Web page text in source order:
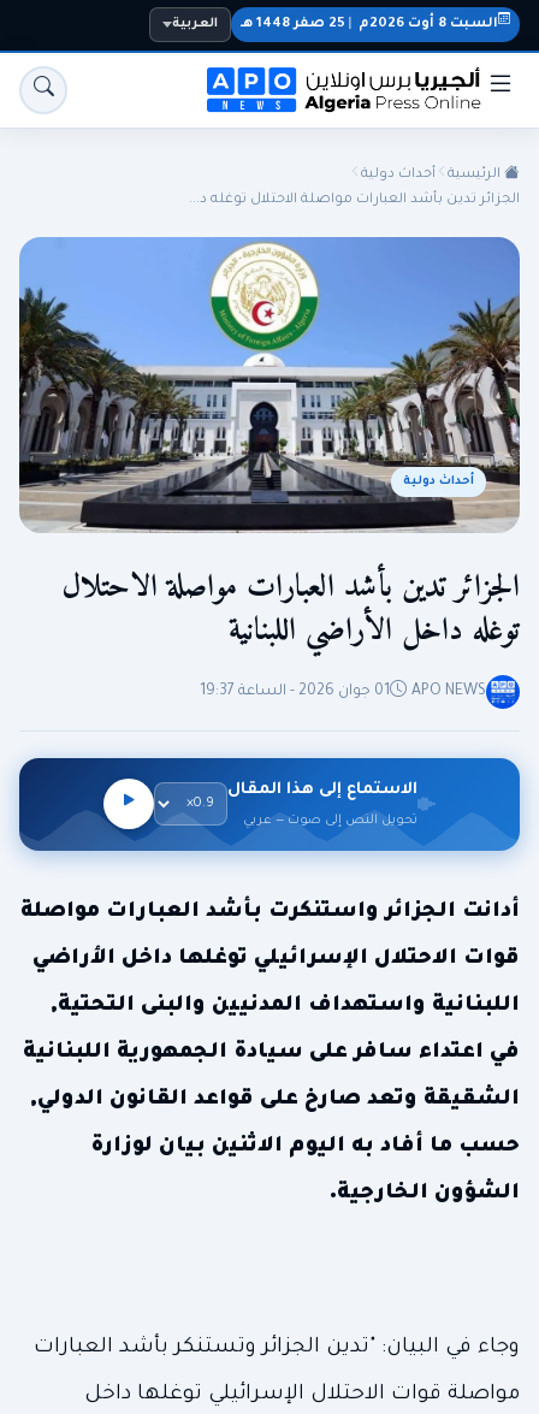
الجزائر الجالية المنتخب الوطني سياسة
اقتصاد رياضة
السبت 8 أوت 2026م 25 صفر 1448 هـ العربية
الرئيسية
أحداث دولية
الجزائر تدين بأشد العبارات مواصلة الاحتلال توغله د...
أحداث دولية
الجزائر تدين بأشد العبارات مواصلة الاحتلال
توغله داخل الأراضي اللبنانية
APO NEWS 01 جوان 2026 - الساعة 19:37
الاستماع إلى هذا المقال
تحويل النص إلى صوت — عربي
أدانت الجزائر واستنكرت بأشد العبارات مواصلة
قوات الاحتلال الإسرائيلي توغلها داخل الأراضي
اللبنانية واستهداف المدنيين والبنى التحتية,
في اعتداء سافر على سيادة الجمهورية اللبنانية
الشقيقة وتعد صارخ على قواعد القانون الدولي,
حسب ما أفاد به اليوم الاثنين بيان لوزارة
الشؤون الخارجية.
وجاء في البيان: "تدين الجزائر وتستنكر بأشد العبارات
مواصلة قوات الاحتلال الإسرائيلي توغلها داخل